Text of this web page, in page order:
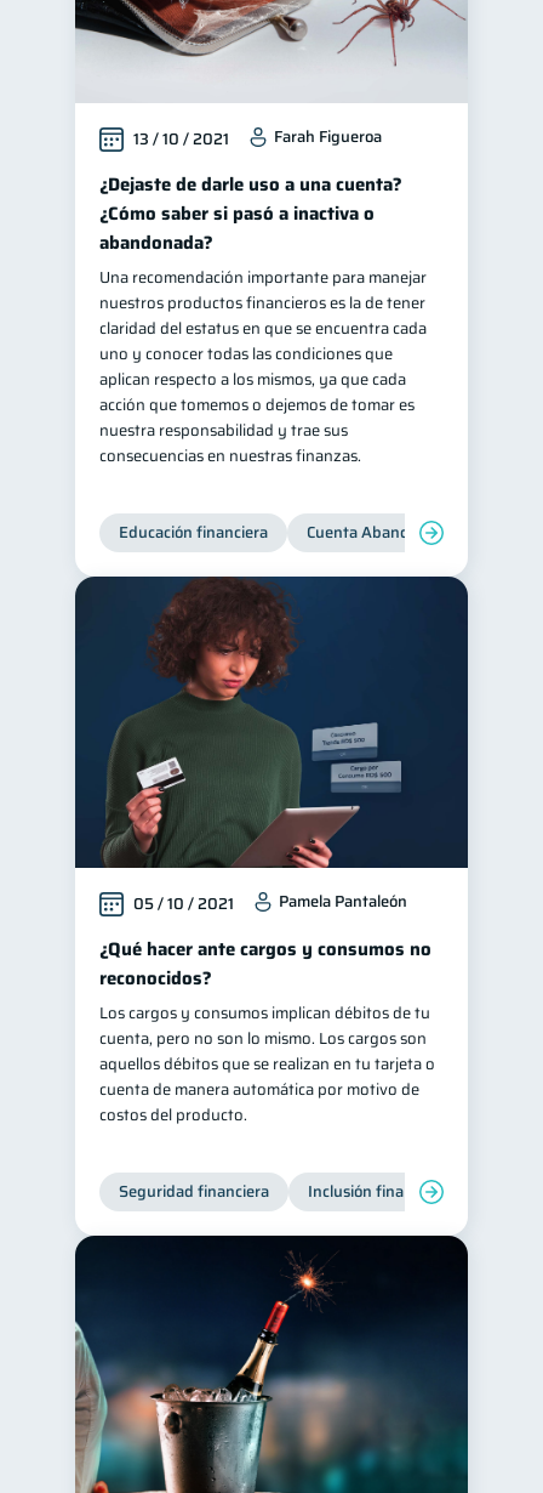
Finanzas familiares 25
Inclusión financiera
Bienestar financiero 22
Finanzas para mujeres 20
Seguridad financiera 13
Organización Financiera 10
Deudas
Entidad financiera 8
Préstamos 8 Ahorro 8
Tarjeta de crédito 6
Historial crediticio 6
Ciberseguridad 5
Derechos & Deberes
Criptomonedas 2
Cuenta Abandonada 2
Inversiones 2
Finanzas Personales
Finanzas en Pareja
Educación Financiera 1
Información financiera
inversiones 1
Retiro Doble sueldo 1
Gasto responsable 1
información financiera
13 / 10 / 2021 Farah Figueroa
¿Dejaste de darle uso a una cuenta?
¿Cómo saber si pasó a inactiva o
abandonada?
Una recomendación importante para manejar
nuestros productos financieros es la de tener
claridad del estatus en que se encuentra cada
uno y conocer todas las condiciones que
aplican respecto a los mismos, ya que cada
acción que tomemos o dejemos de tomar es
nuestra responsabilidad y trae sus
consecuencias en nuestras finanzas.
Educación financiera Cuenta Abandonada
05 / 10 / 2021 Pamela Pantaleón
¿Qué hacer ante cargos y consumos no
reconocidos?
Los cargos y consumos implican débitos de tu
cuenta, pero no son lo mismo. Los cargos son
aquellos débitos que se realizan en tu tarjeta o
cuenta de manera automática por motivo de
costos del producto.
Seguridad financiera Inclusión financiera